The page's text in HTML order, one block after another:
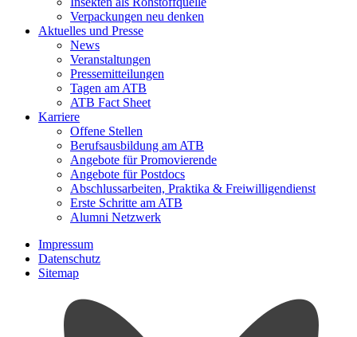
Verpackungen neu denken
Aktuelles und Presse
News
Veranstaltungen
Pressemitteilungen
Tagen am ATB
ATB Fact Sheet
Karriere
Offene Stellen
Berufsausbildung am ATB
Angebote für Promovierende
Angebote für Postdocs
Abschlussarbeiten, Praktika & Freiwilligendienst
Erste Schritte am ATB
Alumni Netzwerk
Impressum
Datenschutz
Sitemap